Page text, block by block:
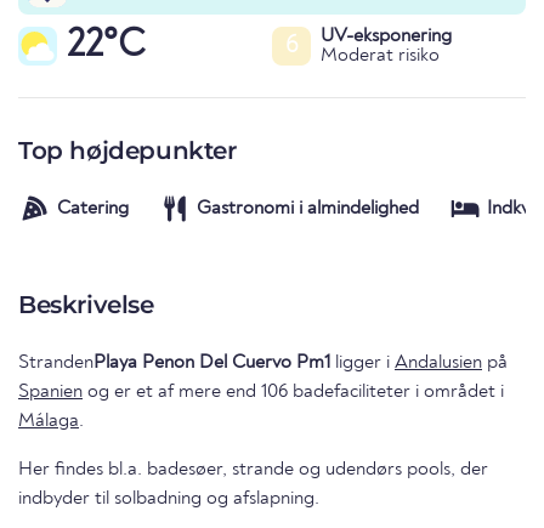
22°C 6
UV-eksponering
Moderat risiko
Top højdepunkter
Catering Gastronomi i almindelighed
Beskrivelse
Stranden Playa Penon Del Cuervo Pm1 ligger i Andalusien på
Spanien og er et af mere end 106 badefaciliteter i området i
Málaga.
Her findes bl.a. badesøer, strande og udendørs pools, der
indbyder til solbadning og afslapning.